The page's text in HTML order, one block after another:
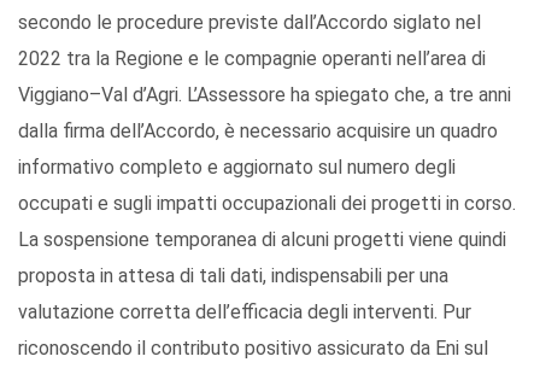
secondo le procedure previste dall’Accordo siglato nel
2022 tra la Regione e le compagnie operanti nell’area di
Viggiano–Val d’Agri. L’Assessore ha spiegato che, a tre anni
dalla firma dell’Accordo, è necessario acquisire un quadro
informativo completo e aggiornato sul numero degli
occupati e sugli impatti occupazionali dei progetti in corso.
La sospensione temporanea di alcuni progetti viene quindi
proposta in attesa di tali dati, indispensabili per una
valutazione corretta dell’efficacia degli interventi. Pur
riconoscendo il contributo positivo assicurato da Eni sul